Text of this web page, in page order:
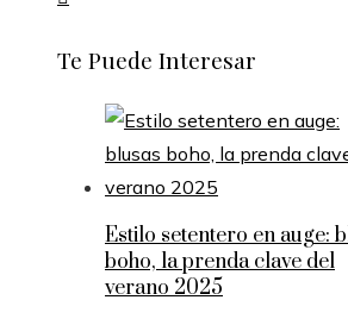
Te Puede Interesar
Estilo setentero en auge:
boho, la prenda clave del
verano 2025